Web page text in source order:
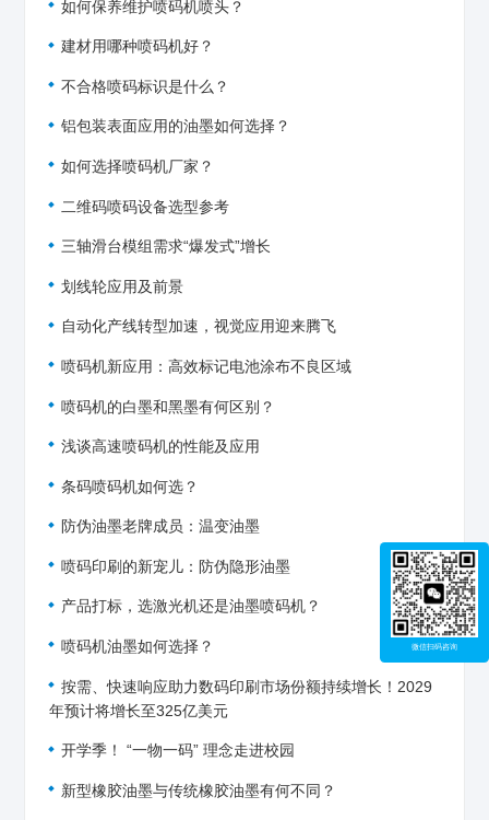
如何保养维护喷码机喷头？
建材用哪种喷码机好？
不合格喷码标识是什么？
铝包装表面应用的油墨如何选择？
如何选择喷码机厂家？
二维码喷码设备选型参考
三轴滑台模组需求“爆发式”增长
划线轮应用及前景
自动化产线转型加速，视觉应用迎来腾飞
喷码机新应用：高效标记电池涂布不良区域
喷码机的白墨和黑墨有何区别？
浅谈高速喷码机的性能及应用
条码喷码机如何选？
防伪油墨老牌成员：温变油墨
喷码印刷的新宠儿：防伪隐形油墨
产品打标，选激光机还是油墨喷码机？
喷码机油墨如何选择？
按需、快速响应助力数码印刷市场份额持续增长！2029
年预计将增长至325亿美元
开学季！ “一物一码” 理念走进校园
新型橡胶油墨与传统橡胶油墨有何不同？
微信扫码咨询